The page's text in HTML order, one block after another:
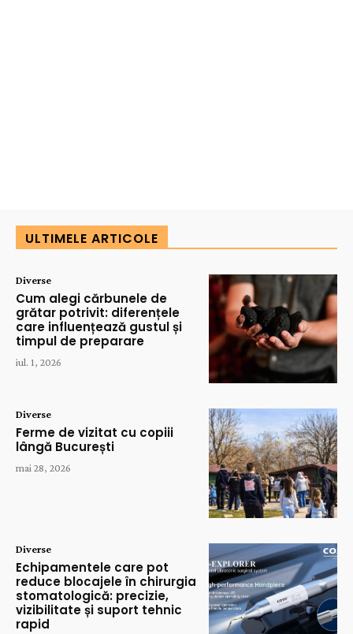
ULTIMELE ARTICOLE
Diverse
Cum alegi cărbunele de
grătar potrivit: diferențele
care influențează gustul și
timpul de preparare
iul. 1, 2026
Diverse
Ferme de vizitat cu copiii
lângă București
mai 28, 2026
Diverse
Echipamentele care pot
reduce blocajele în chirurgia
stomatologică: precizie,
vizibilitate și suport tehnic
rapid